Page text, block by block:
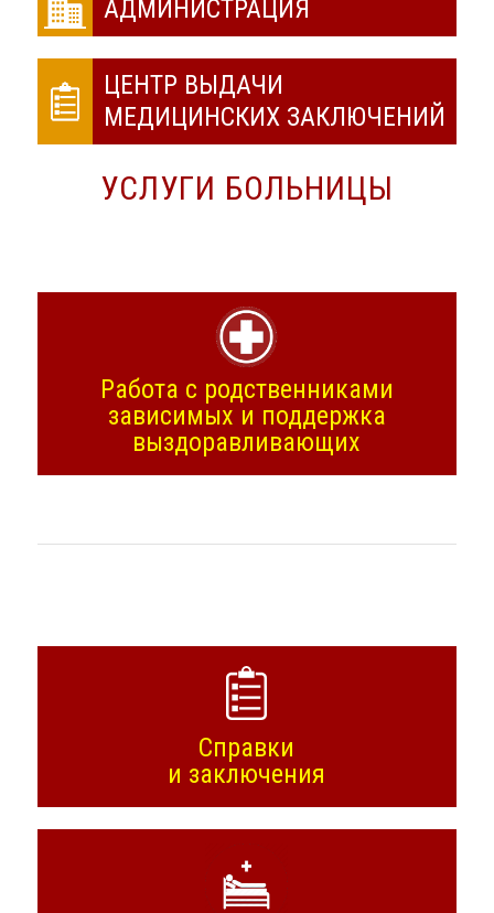
АДМИНИСТРАЦИЯ
ЦЕНТР ВЫДАЧИ
МЕДИЦИНСКИХ ЗАКЛЮЧЕНИЙ
УСЛУГИ БОЛЬНИЦЫ
Работа с родственниками
зависимых и поддержка
выздоравливающих
Справки
и заключения